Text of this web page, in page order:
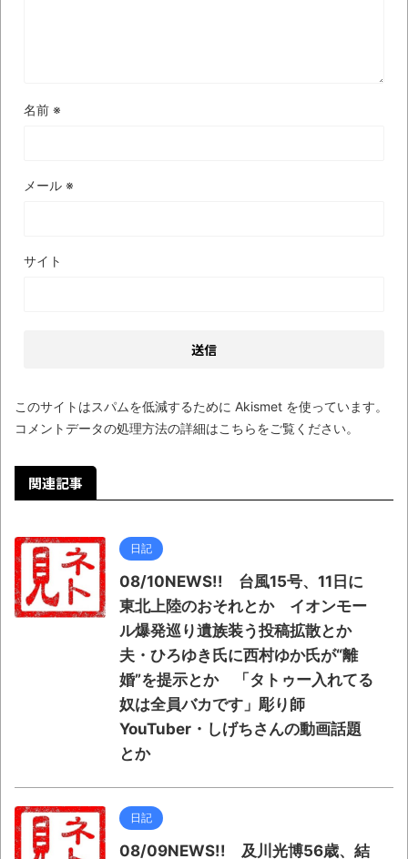
名前 ※
メール ※
サイト
このサイトはスパムを低減するために Akismet を使っています。
コメントデータの処理方法の詳細はこちらをご覧ください。
関連記事
日記
08/10NEWS!! 台風15号、11日に
東北上陸のおそれとか イオンモー
ル爆発巡り遺族装う投稿拡散とか
夫・ひろゆき氏に西村ゆか氏が“離
婚”を提示とか 「タトゥー入れてる
奴は全員バカです」彫り師
YouTuber・しげちさんの動画話題
とか
日記
08/09NEWS!! 及川光博56歳、結